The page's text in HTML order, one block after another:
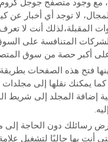
لا توجد أي أخبار عن
المقبلة،لذلك أنت لا
المتنافسة على
أكبر حصة من سوق
فتح هذه الصفحات
يمكنك نقلها إلى مجلدات
إضافة المجلد إلى شريط
رسائلك دون الحاجة إلى
أنت بها حاليًا لتشغيل